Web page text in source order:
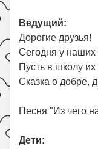
Ведущий:
Дорогие друзья!
Сегодня у наших
Пусть в школу
Сказка о добре,
Песня "Из чего
Дети: